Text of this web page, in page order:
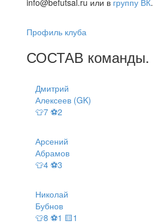
Профиль клуба
СОСТАВ команды.
Дмитрий
Алексеев (GK)
👕7 ⚽2
Арсений
Абрамов
👕4 ⚽3
Николай
Бубнов
👕8 ⚽1 🟨1